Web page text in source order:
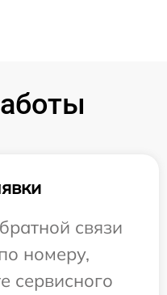
связи
номеру,
сервисного